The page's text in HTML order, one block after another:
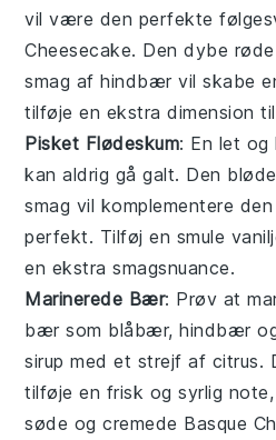
vil være den perfekte
Cheesecake. Den dybe
smag afhindbær vil skabe
tilføje en ekstra dimension
Pisket Flødeskum: En let og
kan aldrig gå galt. Den
smag vil komplementere
perfekt. Tilføj en smule
en ekstra smagsnuance.
Marinerede Bær: Prøv at
bær som blåbær,hindbær
sirup med et strejf af citrus.
tilføje en frisk og syrlig
søde og cremede Basque